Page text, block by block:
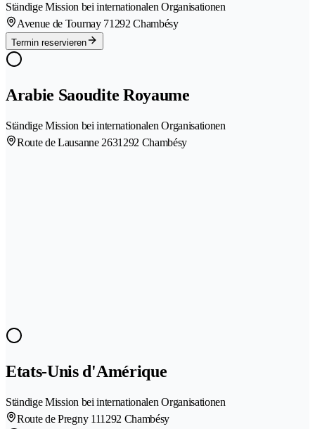
Ständige Mission bei internationalen Organisationen
Avenue de Tournay 71292 Chambésy
Termin reservieren
Arabie Saoudite Royaume
Ständige Mission bei internationalen Organisationen
Route de Lausanne 2631292 Chambésy
Etats-Unis d'Amérique
Ständige Mission bei internationalen Organisationen
Route de Pregny 111292 Chambésy